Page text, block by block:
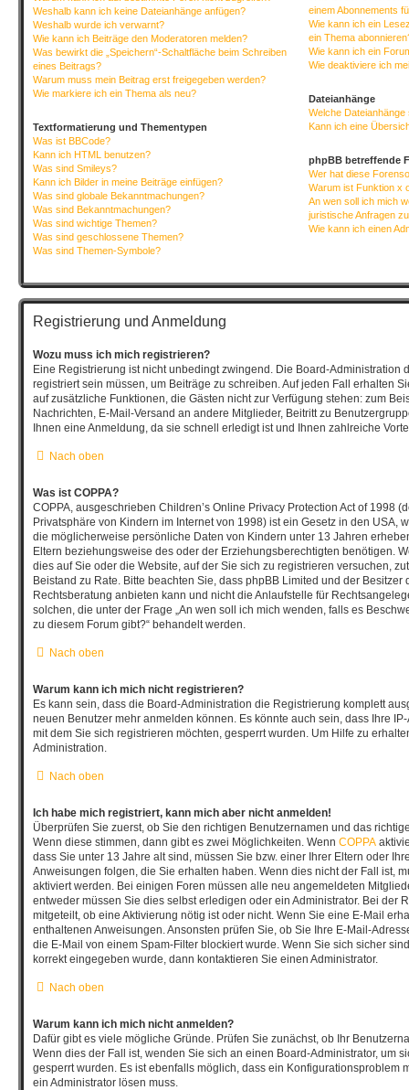
Weshalb kann ich keine Dateianhänge anfügen?
Weshalb wurde ich verwarnt?
Wie kann ich Beiträge den Moderatoren melden?
Was bewirkt die „Speichern“-Schaltfläche beim Schreiben
eines Beitrags?
Warum muss mein Beitrag erst freigegeben werden?
Wie markiere ich ein Thema als neu?
Textformatierung und Thementypen
Was ist BBCode?
Kann ich HTML benutzen?
Was sind Smileys?
Kann ich Bilder in meine Beiträge einfügen?
Was sind globale Bekanntmachungen?
Was sind Bekanntmachungen?
Was sind wichtige Themen?
Was sind geschlossene Themen?
Was sind Themen-Symbole?
einem Abonnements
Wie kann ich ein
ein Thema
Wie kann ich ein
Wie deaktiviere ich
Dateianhänge
Welche
Kann ich eine
phpBB betreffende
Wer hat diese
Warum ist Funktion x
An wen soll ich mich
juristische Anfragen
Wie kann ich einen
Registrierung und Anmeldung
Wozu muss ich mich registrieren?
Eine Registrierung ist nicht unbedingt zwingend. Die Board-Administration
registriert sein müssen, um Beiträge zu schreiben. Auf jeden Fall erhalten
auf zusätzliche Funktionen, die Gästen nicht zur Verfügung stehen: zum
Nachrichten, E-Mail-Versand an andere Mitglieder, Beitritt zu
Ihnen eine Anmeldung, da sie schnell erledigt ist und Ihnen zahlreiche
Nach oben
Was ist COPPA?
COPPA, ausgeschrieben Children’s Online Privacy Protection Act of 1998
Privatsphäre von Kindern im Internet von 1998) ist ein Gesetz in den USA,
die möglicherweise persönliche Daten von Kindern unter 13 Jahren
Eltern beziehungsweise des oder der Erziehungsberechtigten benötigen.
dies auf Sie oder die Website, auf der Sie sich zu registrieren versuchen,
Beistand zu Rate. Bitte beachten Sie, dass phpBB Limited und der Besitzer
Rechtsberatung anbieten kann und nicht die Anlaufstelle für
solchen, die unter der Frage „An wen soll ich mich wenden, falls es
zu diesem Forum gibt?“ behandelt werden.
Nach oben
Warum kann ich mich nicht registrieren?
Es kann sein, dass die Board-Administration die Registrierung komplett
neuen Benutzer mehr anmelden können. Es könnte auch sein, dass Ihre
mit dem Sie sich registrieren möchten, gesperrt wurden. Um Hilfe zu
Administration.
Nach oben
Ich habe mich registriert, kann mich aber nicht anmelden!
Überprüfen Sie zuerst, ob Sie den richtigen Benutzernamen und das
Wenn diese stimmen, dann gibt es zwei Möglichkeiten. Wenn COPPA
dass Sie unter 13 Jahre alt sind, müssen Sie bzw. einer Ihrer Eltern oder
Anweisungen folgen, die Sie erhalten haben. Wenn dies nicht der Fall ist,
aktiviert werden. Bei einigen Foren müssen alle neu angemeldeten
entweder müssen Sie dies selbst erledigen oder ein Administrator. Bei der
mitgeteilt, ob eine Aktivierung nötig ist oder nicht. Wenn Sie eine E-Mail
enthaltenen Anweisungen. Ansonsten prüfen Sie, ob Sie Ihre E-Mail-
die E-Mail von einem Spam-Filter blockiert wurde. Wenn Sie sich sicher
korrekt eingegeben wurde, dann kontaktieren Sie einen Administrator.
Nach oben
Warum kann ich mich nicht anmelden?
Dafür gibt es viele mögliche Gründe. Prüfen Sie zunächst, ob Ihr
Wenn dies der Fall ist, wenden Sie sich an einen Board-Administrator, um
gesperrt wurden. Es ist ebenfalls möglich, dass ein Konfigurationsproblem
ein Administrator lösen muss.